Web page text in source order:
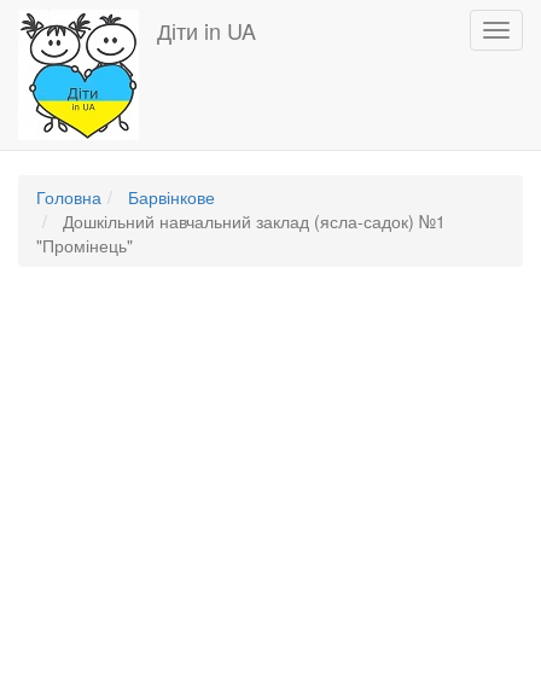
Перейти
основного
вмісту
Діти in UA
Головна
Барвінкове
Дошкільний навчальний заклад (ясла-садок) №1
"Промінець"